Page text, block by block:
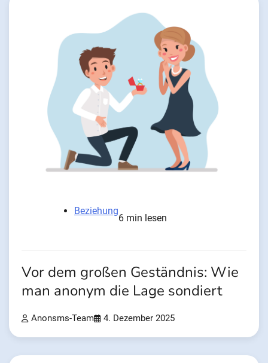
Beziehung
6 min lesen
Vor dem großen Geständnis: Wie
man anonym die Lage sondiert
Anonsms-Team 4. Dezember 2025